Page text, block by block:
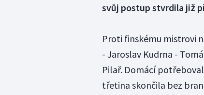
svůj postup stvrdila již
Proti finskému mistrovi
- Jaroslav Kudrna -
Pilař. Domácí
třetina skončila bez